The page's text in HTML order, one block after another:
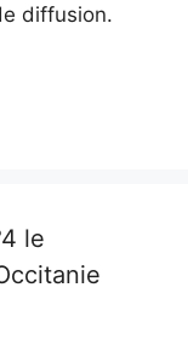
diffusion.
le